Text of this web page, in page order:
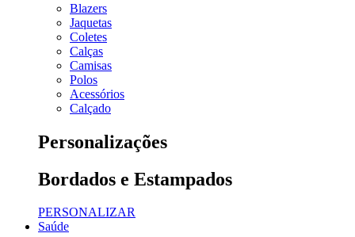
Blazers
Jaquetas
Coletes
Calças
Camisas
Polos
Acessórios
Calçado
Personalizações
Bordados e Estampados
PERSONALIZAR
Saúde